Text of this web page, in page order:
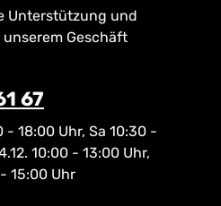
Unterstützung und
Geschäft
67
- 18:00 Uhr, Sa 10:30 -
10:00 - 13:00 Uhr,
15:00 Uhr